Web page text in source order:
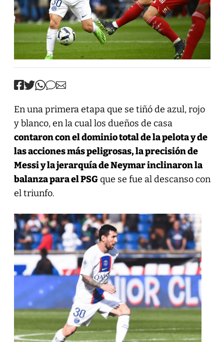
En una primera etapa que se tiñó de azul, rojo
y blanco, en la cual los dueños de casa
contaron con el dominio total de la pelota y de
las acciones más peligrosas, la precisión de
Messi y la jerarquía de Neymar inclinaron la
balanza para el PSGque se fue al descanso con
el triunfo.